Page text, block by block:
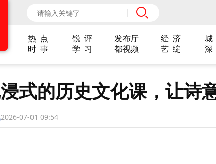
热 点 锐 评 发布厅 经 济 城
时 事
学 习 都视频 艺 绽 深
式的历史文化课，让诗
2026-07-01 09:54